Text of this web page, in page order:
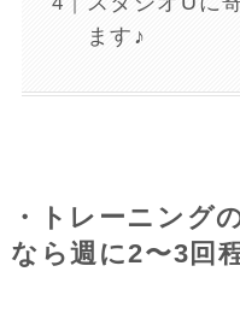
ます♪
・トレーニング
なら週に2〜3回